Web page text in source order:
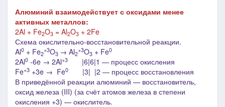
Алюминий взаимодействует с оксидами менее
активных металлов:
2Al + Fe2O3 = Al2O3 + 2Fe
Схема окислительно-восстановительной реакции.
Al0 + Fe2
+3O3 → Al2
+3O3 + Fe0
2Al0 -6e → 2Al+3
|6|6|1 ― процесс окисления
Fe+3 +3e → Fe0
|3| |2 ― процесс восстановления
В приведённой реакции алюминий — восстановитель,
оксид железа (III) (за счёт атомов железа в степени
окисления +3) — окислитель.